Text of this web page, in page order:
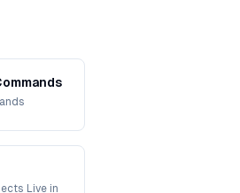
Commands
Live in